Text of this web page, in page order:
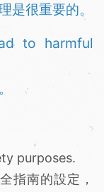
是很重要的。
to harmful
purposes.
指南的設定，